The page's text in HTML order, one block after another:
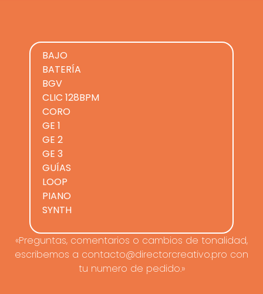
BAJO
BATERÍA
BGV
CLIC 128BPM
CORO
GE 1
GE 2
GE 3
GUÍAS
LOOP
PIANO
SYNTH
«Preguntas, comentarios o cambios de tonalidad,
escribemos a contacto@directorcreativo.pro con
tu numero de pedido.»